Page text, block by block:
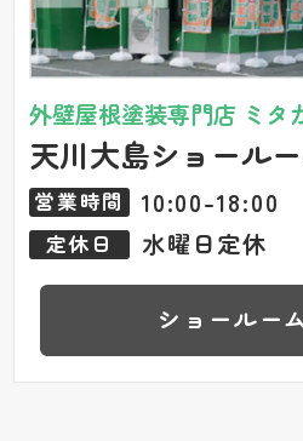
外壁屋根塗装専門店 ミタ
天川大島ショール
営業時間 10:00-18:00
定休日 水曜日定休
ショールー